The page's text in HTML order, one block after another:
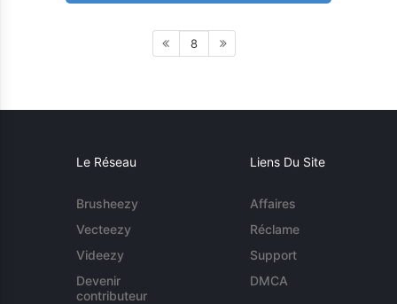
8
Le Réseau
Brusheezy
Vecteezy
Videezy
Devenir
contributeur
Liens Du Site
Affaires
Réclame
Support
DMCA